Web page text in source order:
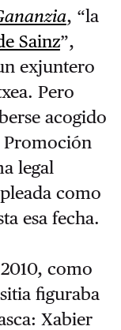
, “la
Sainz”,
exjuntero
Pero
acogido
Promoción
legal
como
esa fecha.
como
figuraba
Xabier